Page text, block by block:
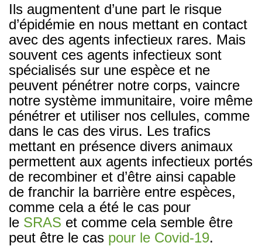
Ils augmentent d’une part le risque
d’épidémie en nous mettant en contact
avec des agents infectieux rares. Mais
souvent ces agents infectieux sont
spécialisés sur une espèce et ne
peuvent pénétrer notre corps, vaincre
notre système immunitaire, voire même
pénétrer et utiliser nos cellules, comme
dans le cas des virus. Les trafics
mettant en présence divers animaux
permettent aux agents infectieux portés
de recombiner et d’être ainsi capable
de franchir la barrière entre espèces,
comme cela a été le cas pour
le SRAS et comme cela semble être
peut être le cas pour le Covid-19.